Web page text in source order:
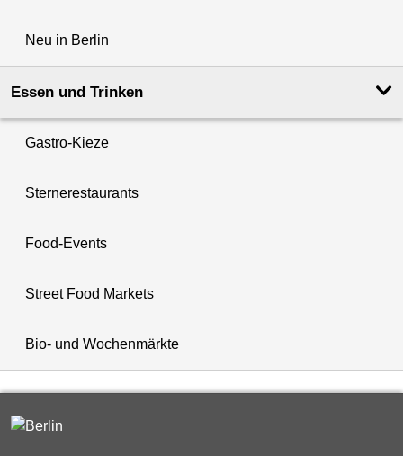
Neu in Berlin
Essen und Trinken
Gastro-Kieze
Sternerestaurants
Food-Events
Street Food Markets
Bio- und Wochenmärkte